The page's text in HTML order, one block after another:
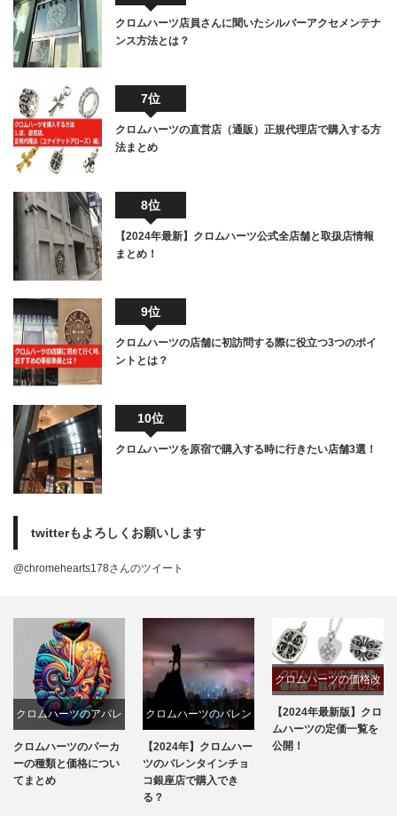
クロムハーツ店員さんに聞いたシルバーアクセメンテナ
ンス方法とは？
7位
クロムハーツの直営店（通販）正規代理店で購入する方
法まとめ
8位
【2024年最新】クロムハーツ公式全店舗と取扱店情報
まとめ！
9位
クロムハーツの店舗に初訪問する際に役立つ3つのポイ
ントとは？
10位
クロムハーツを原宿で購入する時に行きたい店舗3選！
twitterもよろしくお願いします
@chromehearts178さんのツイート
クロムハーツのバレン
タインチョコ
【2024年】クロムハー
ツのバレンタインチョ
コ銀座店で購入でき
クロムハーツの価格改
定
【2024年最新版】クロ
ムハーツの定価一覧を
公開！
クロムハーツ路面店一
【2024年最新】クロム